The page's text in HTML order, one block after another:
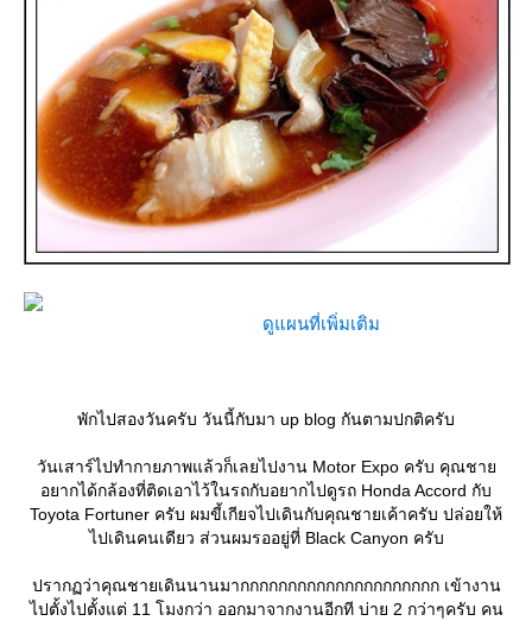
ดูแผนที่เพิ่มเติม
พักไปสองวันครับ วันนี้กับมา up blog กันตามปกติครับ
วันเสาร์ไปทำกายภาพแล้วก็เลยไปงาน Motor Expo ครับ คุณชา
อยากได้กล้องที่ติดเอาไว้ในรถกับอยากไปดูรถ Honda Accord กับ
Toyota Fortuner ครับ ผมขี้เกียจไปเดินกับคุณชายเค้าครับ ปล่อยให้
ไปเดินคนเดียว ส่วนผมรออยู่ที่ Black Canyon ครับ
ปรากฏว่าคุณชายเดินนานมากกกกกกกกกกกกกกกกกกกกก เข้างาน
ไปตั้งไปตั้งแต่ 11 โมงกว่า ออกมาจากงานอีกที บ่าย 2 กว่าๆครับ คน